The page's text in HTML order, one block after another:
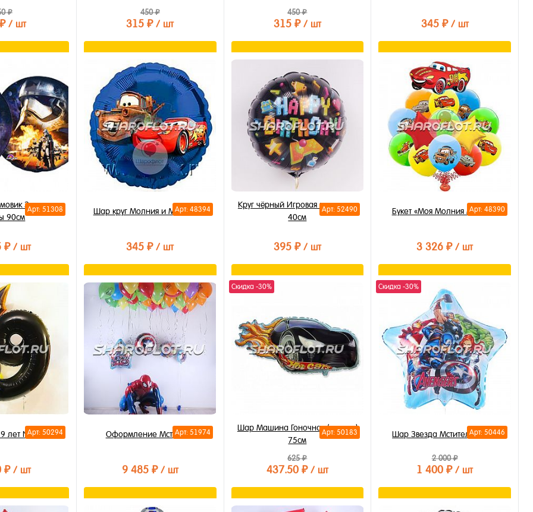
₽
/ шт
450 ₽
315 ₽/ шт
Купить в 1 клик
В избранное
В наличии
450 ₽
315 ₽ / шт
В корзину
Купить в 1 клик
В избранное
В наличии
345 ₽ / шт
В корзину
Купить в 1 клик
В избранное
В наличии
Арт: 51308
Звездные
90см
₽ / шт
Арт: 48394
Шар круг Молния и Мэтр 40см
345 ₽/ шт
В корзину
Купить в 1 клик
В избранное
В наличии
Арт: 52490
Круг чёрный Игровая приставка
40см
395 ₽ / шт
В избранное
В наличии
Арт: 48390
Букет «Моя Молния Маквин»
3 326 ₽/ шт
Купить в 1 клик
В избранное
В наличии
Арт: 50294
лет №12
₽ / шт
Арт: 51974
Оформление Мстители
9 485 ₽ / шт
В корзину
Скидка -30%
Арт: 50183
Шар Машина Гоночная (черная)
75см
625 ₽
437.50 ₽ / шт
В корзину
Скидка -30%
Арт: 50446
Шар Звезда Мстители, 70см
2 000 ₽
1 400 ₽/ шт